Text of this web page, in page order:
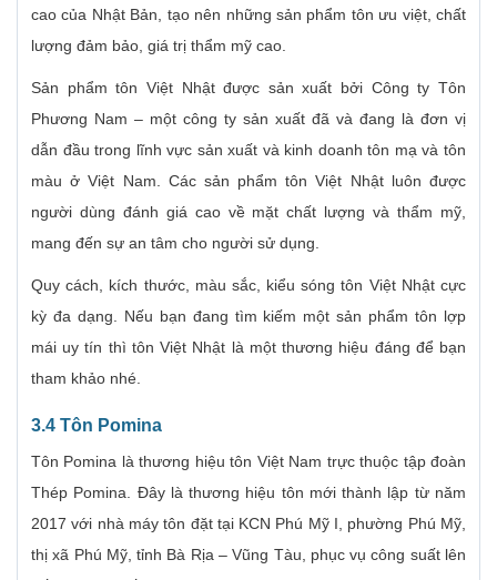
cao của Nhật Bản, tạo nên những sản phẩm tôn ưu việt, chất
lượng đảm bảo, giá trị thẩm mỹ cao.
Sản phẩm tôn Việt Nhật được sản xuất bởi Công ty Tôn
Phương Nam – một công ty sản xuất đã và đang là đơn vị
dẫn đầu trong lĩnh vực sản xuất và kinh doanh tôn mạ và tôn
màu ở Việt Nam. Các sản phẩm tôn Việt Nhật luôn được
người dùng đánh giá cao về mặt chất lượng và thẩm mỹ,
mang đến sự an tâm cho người sử dụng.
Quy cách, kích thước, màu sắc, kiểu sóng tôn Việt Nhật cực
kỳ đa dạng. Nếu bạn đang tìm kiếm một sản phẩm tôn lợp
mái uy tín thì tôn Việt Nhật là một thương hiệu đáng để bạn
tham khảo nhé.
3.4 Tôn Pomina
Tôn Pomina là thương hiệu tôn Việt Nam trực thuộc tập đoàn
Thép Pomina. Đây là thương hiệu tôn mới thành lập từ năm
2017 với nhà máy tôn đặt tại KCN Phú Mỹ I, phường Phú Mỹ,
thị xã Phú Mỹ, tỉnh Bà Rịa – Vũng Tàu, phục vụ công suất lên